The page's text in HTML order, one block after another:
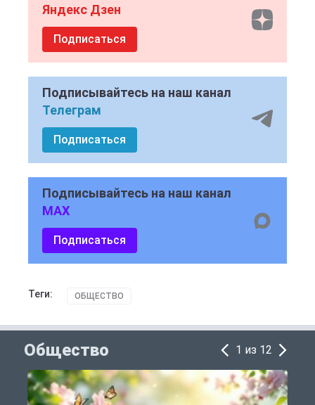
Яндекс Дзен
Подписаться
Подписывайтесь на наш канал
Телеграм
Подписаться
Подписывайтесь на наш канал
MAX
Подписаться
Теги: ОБЩЕСТВО
Общество 1 из 12